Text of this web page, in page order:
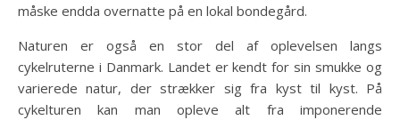
måske endda overnatte på en lokal bondegård.
Naturen er også en stor del af oplevelsen langs
cykelruterne i Danmark. Landet er kendt for sin smukke og
varierede natur, der strækker sig fra kyst til kyst. På
cykelturen kan man opleve alt fra imponerende